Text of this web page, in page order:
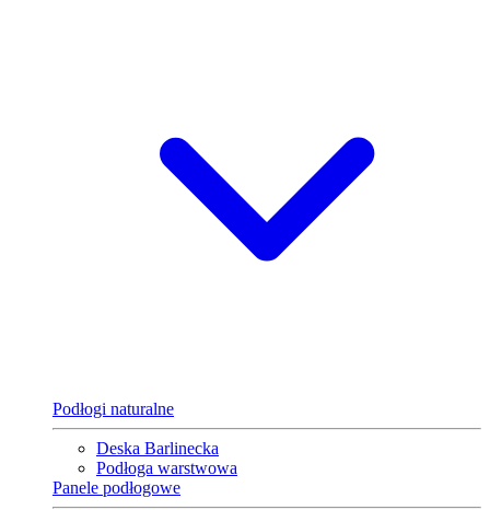
Podłogi naturalne
Deska Barlinecka
Podłoga warstwowa
Panele podłogowe